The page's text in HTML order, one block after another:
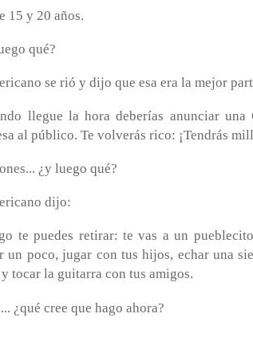
15 y 20 años.
qué?
se rió y dijo que esa era la mejor
llegue la hora deberías anunciar
al público. Te volverás rico: ¡Tendrás
¿y luego qué?
dijo:
te puedes retirar: te vas a un
un poco, jugar con tus hijos, echar una
tocar la guitarra con tus amigos.
¿qué cree que hago ahora?